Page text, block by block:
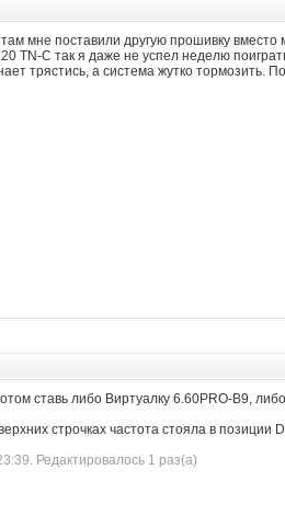
мне поставили другую прошивку
TN-C так я даже не успел неделю
трястись, а система жутко тормозить.
ставь либо Виртуалку 6.60PRO-B9,
строчках частота стояла в позиции
Редактировалось 1 раз(а)